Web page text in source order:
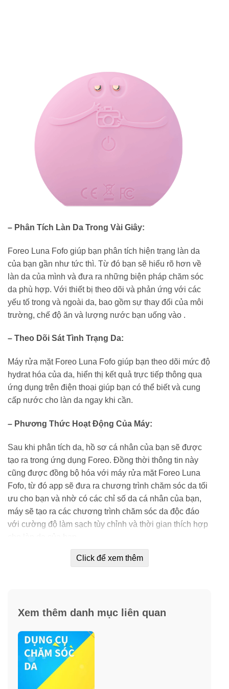
– Phân Tích Làn Da Trong Vài Giây:
Foreo Luna Fofo giúp bạn phân tích hiện trạng làn da
của bạn gần như tức thì. Từ đó bạn sẽ hiểu rõ hơn về
làn da của mình và đưa ra những biện pháp chăm sóc
da phù hợp. Với thiết bị theo dõi và phản ứng với các
yếu tố trong và ngoài da, bao gồm sự thay đổi của môi
trường, chế độ ăn và lượng nước bạn uống vào .
– Theo Dõi Sát Tình Trạng Da:
Máy rửa mặt Foreo Luna Fofo giúp bạn theo dõi mức độ
hydrat hóa của da, hiển thị kết quả trực tiếp thông qua
ứng dụng trên điện thoại giúp bạn có thể biết và cung
cấp nước cho làn da ngay khi cần.
– Phương Thức Hoạt Động Của Máy:
Sau khi phân tích da, hồ sơ cá nhân của bạn sẽ được
tạo ra trong ứng dụng Foreo. Đồng thời thông tin này
cũng được đồng bộ hóa với máy rửa mặt Foreo Luna
Fofo, từ đó app sẽ đưa ra chương trình chăm sóc da tối
ưu cho bạn và nhờ có các chỉ số da cá nhân của bạn,
máy sẽ tạo ra các chương trình chăm sóc da độc đáo
với cường độ làm sạch tùy chỉnh và thời gian thích hợp
– Cảm Biến Mạ Vàng 24k:
thiết bị chuyên nghiệp . Kết quả sẽ được hiển thị thông
– Thời Gian Phản Hồi Cực Nhanh:
Chỉ cần 1 nút bấm khởi động máy và chạm nhẹ vào da
vài giây. Luna Fofo đã phân thích xong tình trạng hiện
Click để xem thêm
Xem thêm danh mục liên quan